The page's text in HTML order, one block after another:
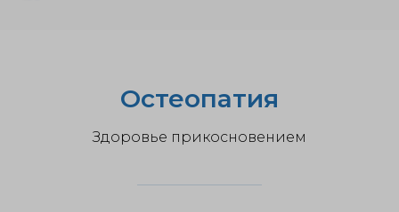
Остеопатия
Здоровье прикосновением